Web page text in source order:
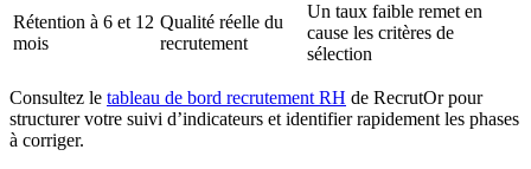
Rétention à 6 et 12
mois
Qualité réelle du
recrutement
Un taux faible remet en
cause les critères de
sélection
Consultez le tableau de bord recrutement RH de RecrutOr pour
structurer votre suivi d’indicateurs et identifier rapidement les phases
à corriger.